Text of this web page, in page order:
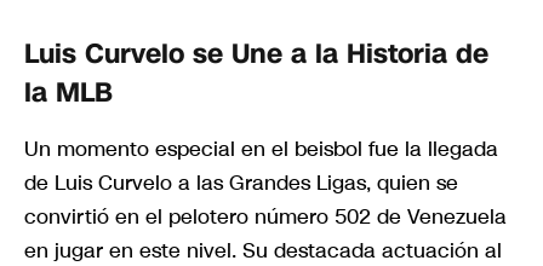
Luis Curvelo se Une a la Historia de
la MLB
Un momento especial en el beisbol fue la llegada
de Luis Curvelo a las Grandes Ligas, quien se
convirtió en el pelotero número 502 de Venezuela
en jugar en este nivel. Su destacada actuación al